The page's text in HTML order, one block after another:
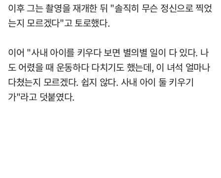
이후 그는 촬영을 재개한 뒤 "솔직히 무슨 정신으로 찍었
는지 모르겠다"고 토로했다.
이어 "사내 아이를 키우다 보면 별의별 일이 다 있다. 나
도 어렸을 때 운동하다 다치기도 했는데, 이 녀석 얼마나
다쳤는지 모르겠다. 쉽지 않다. 사내 아이 둘 키우기
가"라고 덧붙였다.